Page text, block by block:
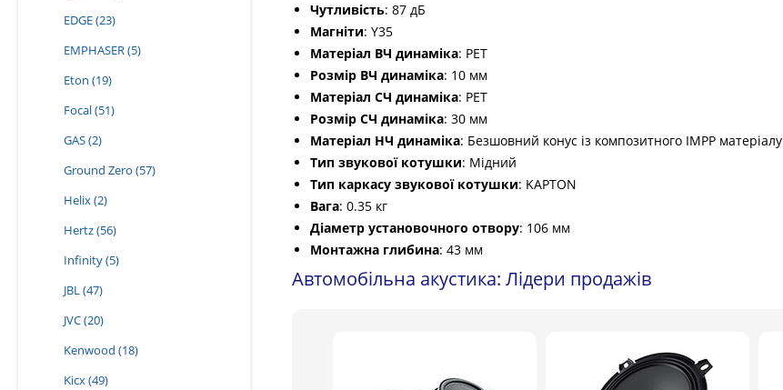
EDGE(23)
EMPHASER(5)
Eton (19)
Focal(51)
GAS(2)
Ground Zero (57)
Helix(2)
Hertz(56)
Infinity(5)
JBL(47)
JVC(20)
Kenwood (18)
Kicx(49)
Чутливість: 87 дБ
Магніти: Y35
Матеріал ВЧ динаміка: PET
Розмір ВЧ динаміка: 10 мм
Матеріал СЧ динаміка: PET
Розмір СЧ динаміка: 30 мм
Матеріал НЧ динаміка: Безшовний конус із композитного IMPP матеріалу
Тип звукової котушки: Мідний
Тип каркасу звукової котушки: KAPTON
Вага: 0.35 кг
Діаметр установочного отвору: 106 мм
Монтажна глибина: 43 мм
Автомобільна акустика: Лідери продажів